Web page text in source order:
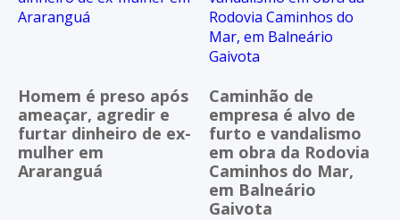
Homem é preso após
ameaçar, agredir e
furtar dinheiro de ex-
mulher em
Araranguá
Caminhão de
empresa é alvo de
furto e vandalismo
em obra da Rodovia
Caminhos do Mar,
em Balneário
Gaivota